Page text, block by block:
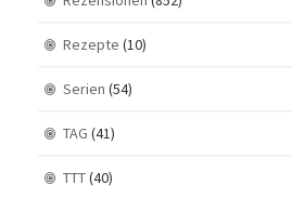
Rezepte (10)
Serien (54)
TAG (41)
TTT(40)